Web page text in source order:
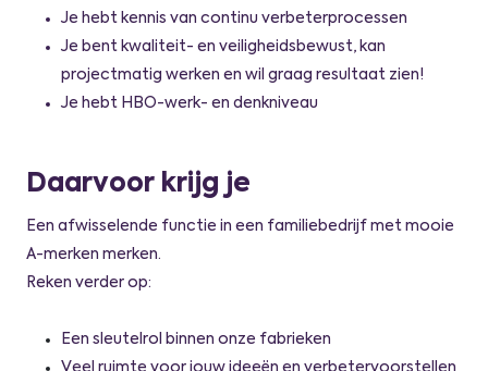
Je hebt kennis van continu verbeterprocessen
Je bent kwaliteit- en veiligheidsbewust, kan
projectmatig werken en wil graag resultaat zien!
Je hebt HBO-werk- en denkniveau
Daarvoor krijg je
Een afwisselende functie in een familiebedrijf met mooie
A-merken merken.
Reken verder op:
Een sleutelrol binnen onze fabrieken